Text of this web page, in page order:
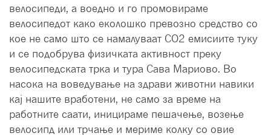
велосипеди, а воедно и го промовираме
велосипедот како еколошко превозно средство со
кое не само што се намалуваат СО2 емисиите туку
и се подобрува физичката активност преку
велосипедската трка и тура Сава Мариово. Во
насока на воведување на здрави животни навики
кај нашите вработени, не само за време на
работните саати, иницираме пешачење, возење
велосипд или трчање и мериме колку со овие